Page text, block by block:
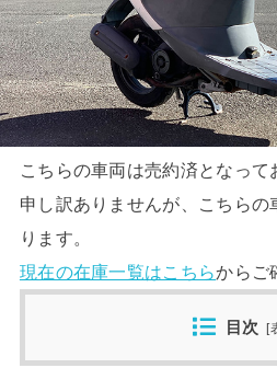
こちらの車両は売約済となって
申し訳ありませんが、こちらの
ります。
現在の在庫一覧はこちらからご
目次 [